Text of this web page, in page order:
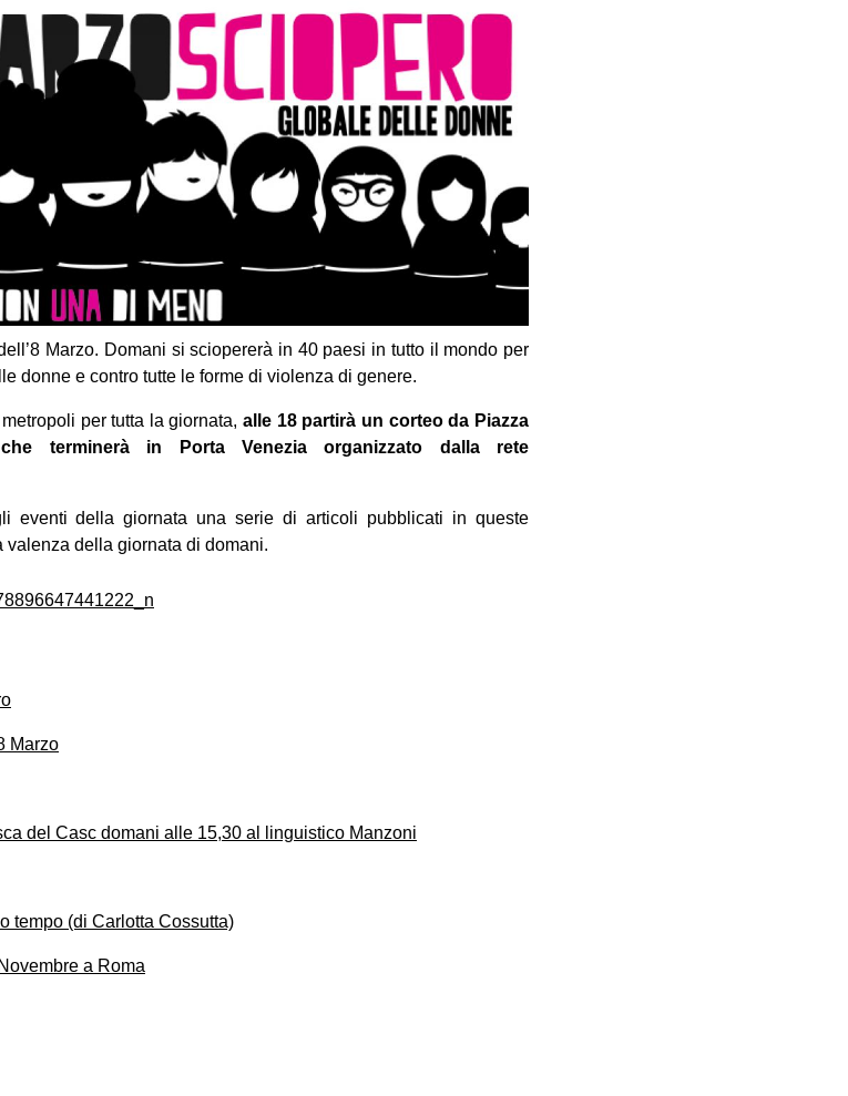
Marzo. Domani si sciopererà in 40 paesi in tutto il mondo per
donne e contro tutte le forme di violenza di genere.
per tutta la giornata,alle 18 partirà un corteo da Piazza
terminerà in Porta Venezia organizzato dalla rete
eventi della giornata una serie di articoli pubblicati in queste
della giornata di domani.
Marzo
del Casc domani alle 15,30 al linguistico Manzoni
tempo (di Carlotta Cossutta)
a Roma